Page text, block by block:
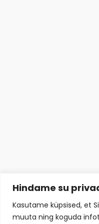
Hindame su
Kasutame küpsised, et
muuta ning koguda